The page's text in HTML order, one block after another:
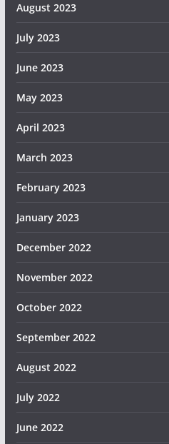
August 2023
July 2023
June 2023
May 2023
April 2023
March 2023
February 2023
January 2023
December 2022
November 2022
October 2022
September 2022
August 2022
July 2022
June 2022